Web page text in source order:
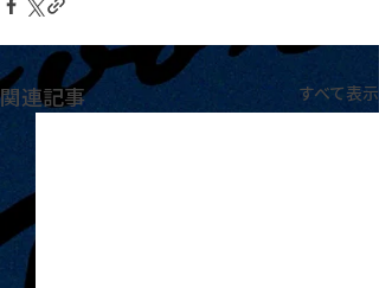
関連記事 すべて表示